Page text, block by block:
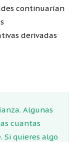
continuarían
derivadas
Algunas
cuantas
Si quieres algo